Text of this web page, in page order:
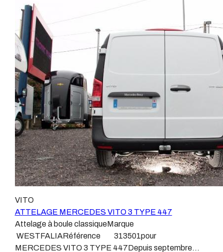
faisceaux « d’origine », c'est-à-dire fabriqués
spécifiquement pour votre véhicule, se branchant aux
emplacements prévus et suivant les normes
constructeurs. En dehors de quelques rares cas, nous
ne montons jamais de faisceau appelé : adaptable,
universel, modulable, smart…., et quand nous le
faisons, s’il n’existe pas d’autre choix, nous utilisons le
plus haut de gamme du marché, le plus fiable et le plus
stable. Il faut savoir que le montage d’un faisceau non
conforme ou adaptable vous fera perdre tout recours et
toute garantie auprès du constructeur en cas de
défaillance. Ce genre de faisceau est souvent mal
monté, alimenté par les éclairages intérieurs et fait
courir de vrai risque technique à votre véhicule. Nous
n’intervenons pas sur les véhicules ayant ce type de
de confier la pose d'un attelage à un professionnel
agréé, habitué à poser des attelages et respectant les
normes, nous ne transigeons pas sur ces points. Les
différentes dénominations pour un attelage sont
tractable 2500 kgValeur S 150 kgPoids de l'attelage 20
kgAnhängerkupplung MERCEDES VITO 3 TYPE
447Vidéo de démonstration 1Vidéo de démonstration
2Patrick Remorques se conjugue avec ATTELAGE
depuis 1968.Les temps ont changé depuis les premiers
attelages fabriqués à la demande dans l’atelier, autour
d’un poste à souder et d’un étau.L’évolution technique et
la normalisation sont passées par là.Maintenant un
attelage doit être homologué, c’est le cas de tous les
produits que nous proposons, sans exception !Nous ne
travaillons qu’avec les marques homologuées à même
d’assurer le suivi de leurs produits :ATTELAGES
WESTFALIAATTELAGES SIARRATTELAGES
BRINKATTELAGES THULEATTELAGES
BOISNIERATTELAGES GDWATTELAGES
ARAGONLe faisceau électrique est devenu le produit le
plus technique, lui aussi est soumis à normalisation et
homologation.Le faisceau est connecté à votre
véhicule, il doit être prévu à cet effet, supporter les
vibrations et les contraintes auquel il peut être soumis.
Dans certains cas le faisceau connecté modifie la
VITO
ATTELAGE MERCEDES VITO 3 TYPE 447
Attelage à boule classiqueMarque
WESTFALIARéférence 313501pour
MERCEDES VITO 3 TYPE 447Depuis septembre